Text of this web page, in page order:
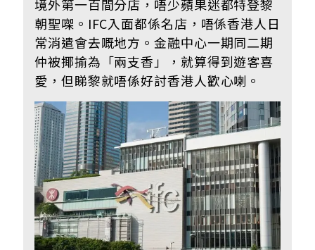
境外第一百間分店，唔少蘋果迷都特登黎
朝聖㗎。IFC入面都係名店，唔係香港人日
常消遣會去嘅地方。金融中心一期同二期
仲被揶揄為「兩支香」，就算得到遊客喜
愛，但睇黎就唔係好討香港人歡心喇。